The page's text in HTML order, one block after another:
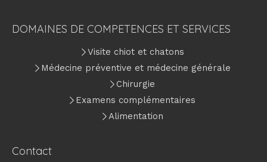
DOMAINES DE COMPETENCES ET SERVICES
Visite chiot et chatons
Médecine préventive et médecine générale
Chirurgie
Examens complémentaires
Alimentation
Contact